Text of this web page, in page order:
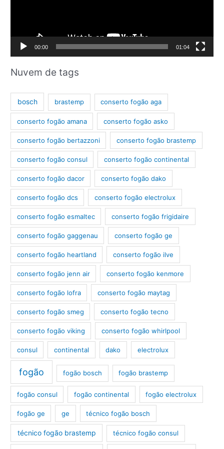
e
v
e
00:00 01:04
Nuvem de tags
bosch brastemp conserto fogão aga
conserto fogão amana conserto fogão asko
conserto fogão bertazzoni conserto fogão brastemp
conserto fogão consul conserto fogão continental
conserto fogão dacor conserto fogão dako
conserto fogão dcs conserto fogão electrolux
conserto fogão esmaltec conserto fogão frigidaire
conserto fogão gaggenau conserto fogão ge
conserto fogão heartland conserto fogão ilve
conserto fogão jenn air conserto fogão kenmore
conserto fogão lofra conserto fogão maytag
conserto fogão smeg conserto fogão tecno
conserto fogão viking conserto fogão whirlpool
consul continental dako electrolux
fogão fogão bosch fogão brastemp
fogão consul fogão continental fogão electrolux
fogão ge ge técnico fogão bosch
técnico fogão brastemp técnico fogão consul